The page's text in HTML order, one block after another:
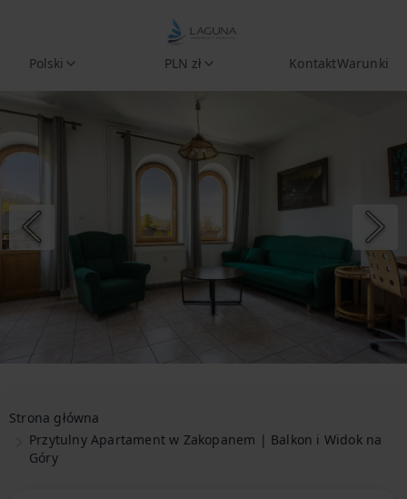
Polski PLN zł KontaktWarunki
Strona główna
Przytulny Apartament w Zakopanem | Balkon i Widok na
Góry